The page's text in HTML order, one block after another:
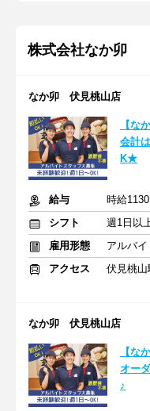
株式会社なか卯
なか卯 伏見桃山店
【な
会計
K★
給与
時給
シフト
週1日以
雇用形態
アルバイ
アクセス
伏見桃
なか卯 伏見桃山店
【な
オー
♪